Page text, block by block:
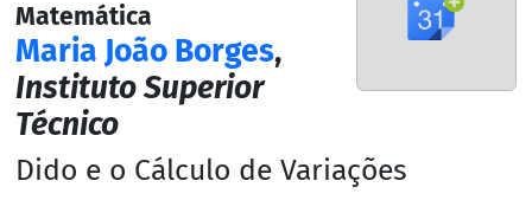
Matemática
Maria João Borges,
Instituto Superior
Técnico
Dido e o Cálculo de Variações